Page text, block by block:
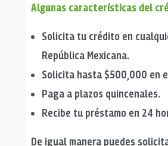
Algunas características del
Solicita tu crédito en
República Mexicana.
Solicita hasta $500,000 en
Paga a plazos quincenales.
Recibe tu préstamo en 24
De igual manera puedes